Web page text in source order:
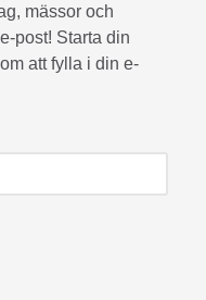
mässor och
post! Starta din
att fylla i din e-